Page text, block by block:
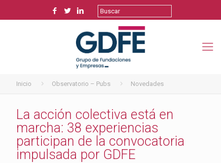
Inicio Observatorio – Pubs Novedades
La acción colectiva está en
marcha: 38 experiencias
participan de la convocatoria
impulsada por GDFE